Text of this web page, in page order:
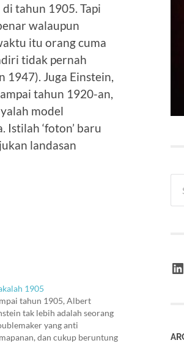
tahun 1905. Tapi
walaupun
itu orang cuma
tidak pernah
Juga Einstein,
tahun 1920-an,
model
Istilah ‘foton’ baru
landasan
1905
tahun 1905, Albert
tak lebih adalah seorang
yang anti
dan cukup beruntung
for: